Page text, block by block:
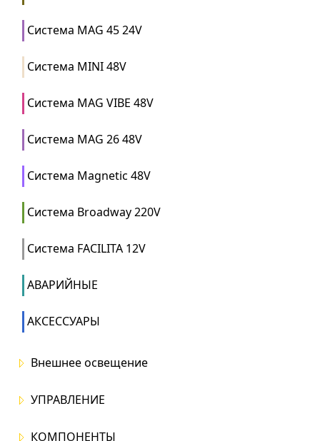
Система MAG 45 24V
Система MINI 48V
Система MAG VIBE 48V
Система MAG 26 48V
Система Magnetic 48V
Система Broadway 220V
Система FACILITA 12V
АВАРИЙНЫЕ
АКСЕССУАРЫ
Внешнее освещение
УПРАВЛЕНИЕ
КОМПОНЕНТЫ